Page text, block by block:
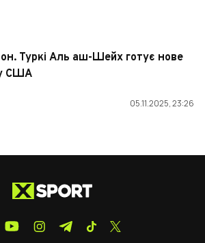
Туркі Аль аш-Шейх готує нове
США
05.11.2025, 23:26